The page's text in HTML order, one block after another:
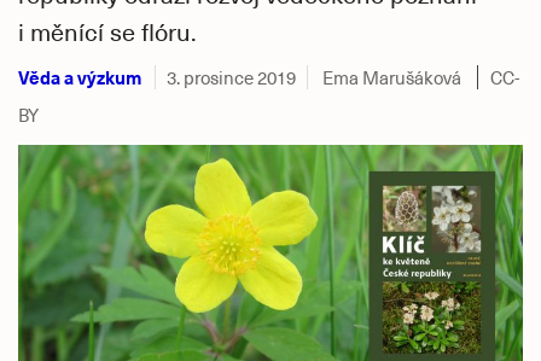
i měnící se flóru.
Věda a výzkum 3. prosince 2019 Ema Marušáková
CC-
BY